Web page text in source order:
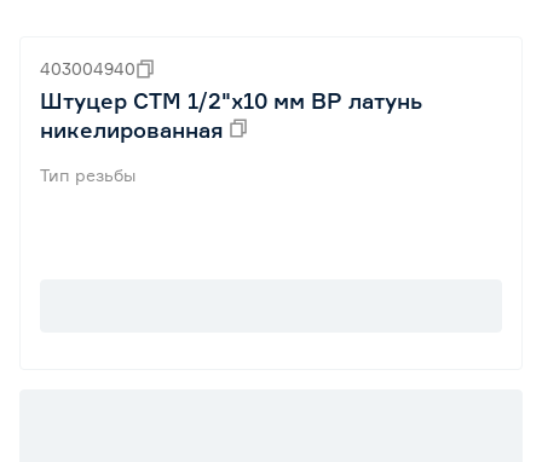
403004940
Штуцер СТМ 1/2"х10 мм ВР латунь
никелированная
Тип резьбы